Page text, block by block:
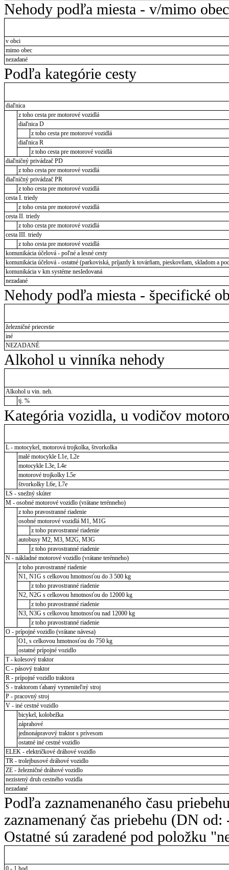
Nehody podľa miesta - v/mimo obec
v obci
mimo obec
nezadané
Podľa kategórie cesty
diaľnica
z toho cesta pre motorové vozidlá
diaľnica D
z toho cesta pre motorové vozidlá
diaľnica R
z toho cesta pre motorové vozidlá
diaľničný privádzač PD
z toho cesta pre motorové vozidlá
diaľničný privádzač PR
z toho cesta pre motorové vozidlá
cesta I. triedy
z toho cesta pre motorové vozidlá
cesta II. triedy
z toho cesta pre motorové vozidlá
cesta III. triedy
z toho cesta pre motorové vozidlá
komunikácia účelová - poľné a lesné cesty
komunikácia účelová - ostatné (parkoviská, príjazdy k továrňam, pieskovňam, skladom a
komunikácia v km systéme nesledovaná
nezadané
Nehody podľa miesta - špecifické
železničné priecestie
iné
NEZADANÉ
Alkohol u vinníka nehody
Alkohol u vin. neh.
tj. %
Kategória vozidla, u vodičov
L - motocykel, motorová trojkolka, štvorkolka
malé motocykle L1e, L2e
motocykle L3e, L4e
motorové trojkolky L5e
štvorkolky L6e, L7e
LS - snežný skúter
M - osobné motorové vozidlo (vrátane terénneho)
z toho pravostranné riadenie
osobné motorové vozidlá M1, M1G
z toho pravostranné riadenie
autobusy M2, M3, M2G, M3G
z toho pravostranné riadenie
N - nákladné motorové vozidlo (vrátane terénneho)
z toho pravostranné riadenie
N1, N1G s celkovou hmotnosťou do 3 500 kg
z toho pravostranné riadenie
N2, N2G s celkovou hmotnosťou do 12000 kg
z toho pravostranné riadenie
N3, N3G s celkovou hmotnosťou nad 12000 kg
z toho pravostranné riadenie
O - prípojné vozidlo (vrátane návesa)
O1, s celkovou hmotnosťou do 750 kg
ostatné prípojné vozidlo
T - kolesový traktor
C - pásový traktor
R - prípojné vozidlo traktora
S - traktorom ťahaný vymeniteľný stroj
P - pracovný stroj
V - iné cestné vozidlo
bicykel, kolobežka
záprahové
jednonápravový traktor s prívesom
ostatné iné cestné vozidlo
ELEK - električkové dráhové vozidlo
TR - trolejbusové dráhové vozidlo
ZE - železničné dráhové vozidlo
nezistený druh cestného vozidla
nezadané
Podľa zaznamenaného času
zaznamenaný čas priebehu (DN
Ostatné sú zaradené pod položku
0 - 1 hod